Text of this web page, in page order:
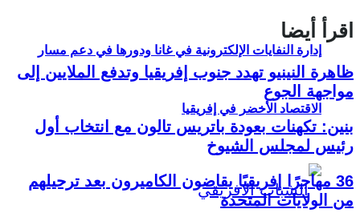
إدارة النفايات الإلكترونية في غانا ودورها في دعم مسار
الاقتصاد الأخضر في إفريقيا
اقرأ أيضا
ظاهرة النينيو تهدد جنوب إفريقيا وتدفع الملايين إلى
مواجهة الجوع
بنين: تكهنات بعودة باتريس تالون مع انتخاب أول
رئيس لمجلس الشيوخ
36 مهاجرًا إفريقيًا يقاضون الكاميرون بعد ترحيلهم
من الولايات المتحدة